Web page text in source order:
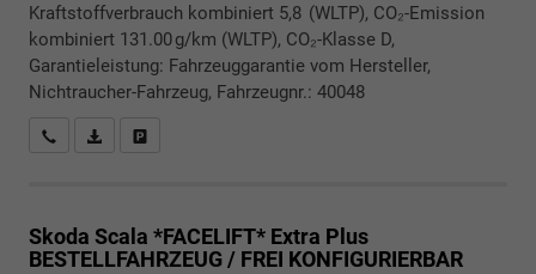
Kraftstoffverbrauch kombiniert 5,8 (WLTP), CO₂-Emission
kombiniert 131.00 g/km (WLTP), CO₂-Klasse D,
Garantieleistung: Fahrzeuggarantie vom Hersteller,
Nichtraucher-Fahrzeug, Fahrzeugnr.: 40048
Rückrufbitte absenden
PDF-Datei, Fahrzeugexposé drucken
Skoda Scala *FACELIFT* Extra Plus
BESTELLFAHRZEUG / FREI KONFIGURIERBAR